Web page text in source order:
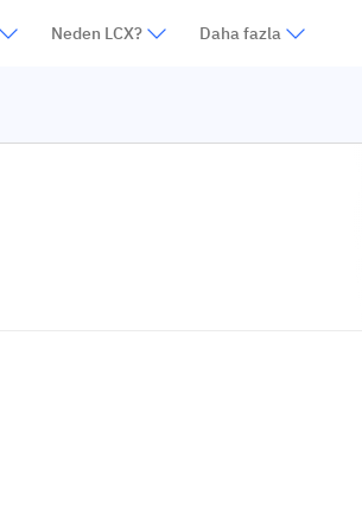
Neden LCX? Daha fazla